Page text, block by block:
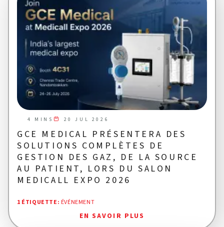
GCE MEDICAL PRÉSENTERA DES
SOLUTIONS COMPLÈTES DE
GESTION DES GAZ, DE LA SOURCE
AU PATIENT, LORS DU SALON
MEDICALL EXPO 2026
4 MINS 20 JUL 2026
1 ÉTIQUETTE: ÉVÉNEMENT
EN SAVOIR PLUS